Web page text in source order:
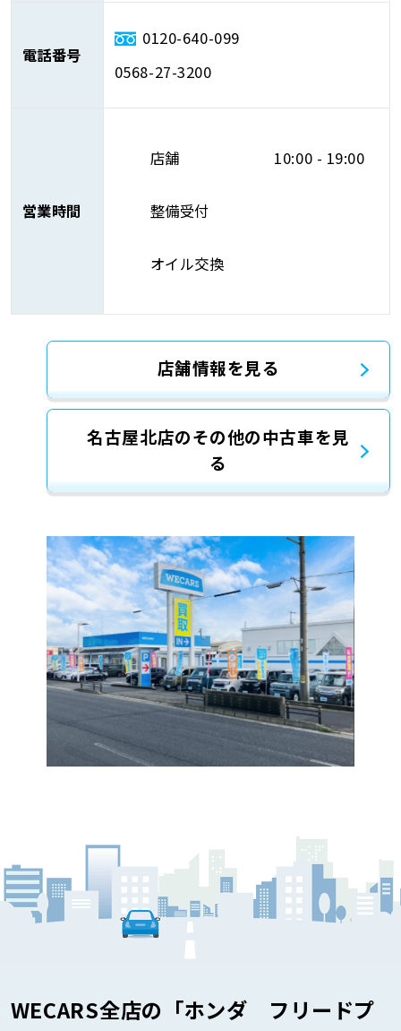
電話番号
0120-640-099
0568-27-3200
営業時間
店舗 10:00 - 19:00
整備受付
オイル交換
店舗情報を見る
名古屋北店のその他の中古車を見
る
WECARS全店の「ホンダ フリードプ